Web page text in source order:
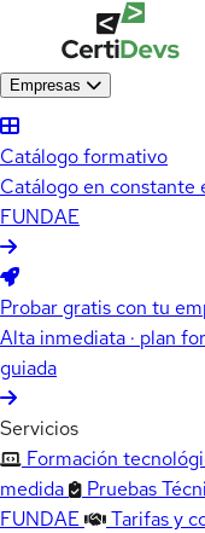
Empresas
Catálogo formativo
Catálogo en constante
FUNDAE
Probar gratis con tu
Alta inmediata · plan
guiada
Servicios
Formación
medida
Pruebas
FUNDAE
Tarifas y